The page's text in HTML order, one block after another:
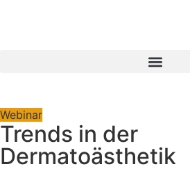
Webinar
Trends in der
Dermatoästhetik